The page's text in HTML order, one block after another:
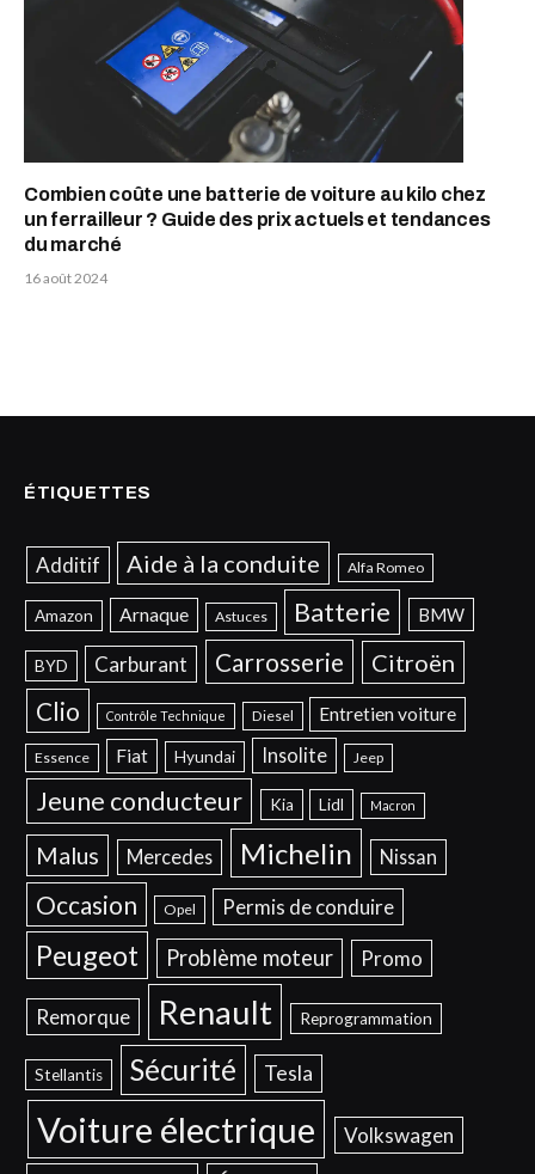
Combien coûte une batterie de voiture au kilo chez
un ferrailleur ? Guide des prix actuels et tendances
du marché
16 août 2024
ÉTIQUETTES
Additif Aide à la conduite Alfa Romeo
Amazon Arnaque Astuces Batterie BMW
BYD Carburant Carrosserie Citroën
Clio Contrôle Technique Diesel Entretien voiture
Essence Fiat Hyundai Insolite Jeep
Jeune conducteur Kia Lidl Macron
Malus Mercedes Michelin Nissan
Occasion Opel Permis de conduire
Peugeot Problème moteur Promo
Remorque Renault Reprogrammation
Stellantis Sécurité Tesla
Voiture électrique Volkswagen